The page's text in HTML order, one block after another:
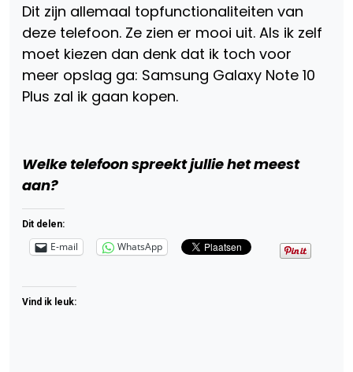
Dit zijn allemaal topfunctionaliteiten van
deze telefoon. Ze zien er mooi uit. Als ik zelf
moet kiezen dan denk dat ik toch voor
meer opslag ga: Samsung Galaxy Note 10
Plus zal ik gaan kopen.
Welke telefoon spreekt jullie het meest
aan?
Dit delen:
E-mail WhatsApp
Vind ik leuk: